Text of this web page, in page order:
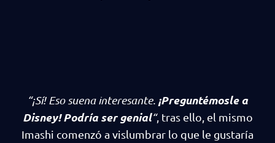
“¡Sí! Eso suena interesante. ¡Preguntémosle a
Disney! Podría ser genial“, tras ello, el mismo
Imashi comenzó a vislumbrar lo que le gustaría